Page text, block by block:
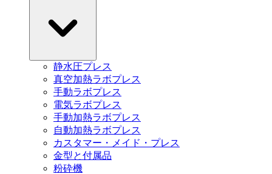
静水圧プレス
真空加熱ラボプレス
手動ラボプレス
電気ラボプレス
手動加熱ラボプレス
自動加熱ラボプレス
カスタマー・メイド・プレス
金型と付属品
粉砕機